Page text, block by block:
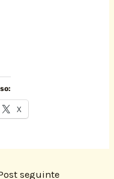
X
seguinte